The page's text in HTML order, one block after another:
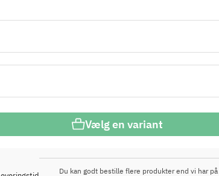
Vælg en variant
Du kan godt bestille flere produkter end vi har på